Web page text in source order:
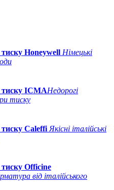
Honeywell Німецькі
тиску ICMAНедорогі
тиску
Caleffi Якісні італійські
Officine
від італійського